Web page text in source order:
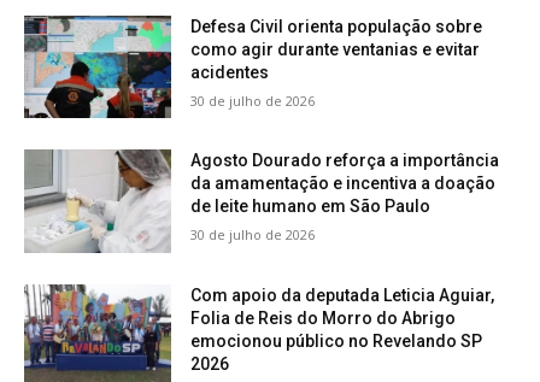
Defesa Civil orienta população sobre
como agir durante ventanias e evitar
acidentes
30 de julho de 2026
Agosto Dourado reforça a importância
da amamentação e incentiva a doação
de leite humano em São Paulo
30 de julho de 2026
Com apoio da deputada Leticia Aguiar,
Folia de Reis do Morro do Abrigo
emocionou público no Revelando SP
2026